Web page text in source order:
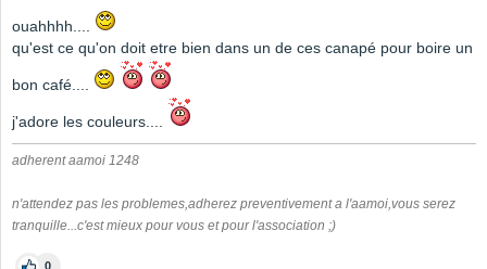
ouahhhh....
qu'est ce qu'on doit etre bien dans un de ces canapé pour boire un
bon café....
j'adore les couleurs....
adherent aamoi 1248
n'attendez pas les problemes,adherez preventivement a l'aamoi,vous serez
tranquille...c'est mieux pour vous et pour l'association ;)
0